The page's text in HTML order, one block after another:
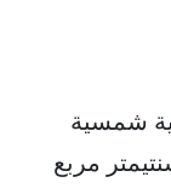
شمسية
مربع